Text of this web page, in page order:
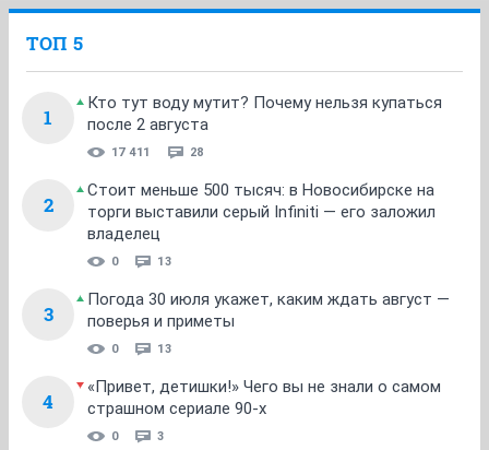
ТОП 5
1
Кто тут воду мутит? Почему нельзя купаться
после 2 августа
17 411 28
2
Стоит меньше 500 тысяч: в Новосибирске на
торги выставили серый Infiniti — его заложил
владелец
0 13
3
Погода 30 июля укажет, каким ждать август —
поверья и приметы
0 13
4
«Привет, детишки!» Чего вы не знали о самом
страшном сериале 90-х
0 3